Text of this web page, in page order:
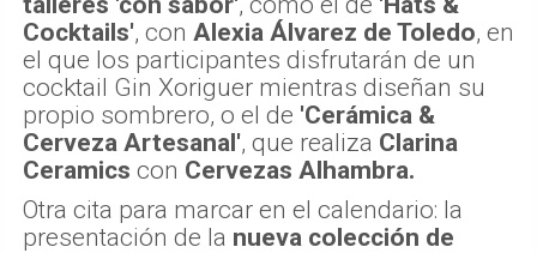
Otra cita para marcar en el calendario: la
presentación de lanueva colección de
Andrés Gallardo,el 21 de junio, a las 19.00
horas, en su estudio (San Pedro, 8), con
piezas que expresan el conocimiento y la
destreza deartesanos de la porcelana y la
joyería en España y Portugal, y que los
visitantes podrán descubrir en el espacio
donde se crean.